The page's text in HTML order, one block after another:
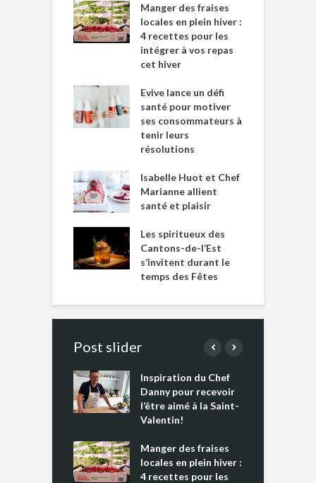
Manger des fraises
locales en plein hiver :
4 recettes pour les
intégrer à vos repas
cet hiver
Evive lance un défi
santé pour motiver
ses consommateurs à
tenir leurs
résolutions
Isabelle Huot et Chef
Marianne allient
santé et plaisir
Les spiritueux des
Cantons-de-l’Est
s’invitent durant le
temps des Fêtes
Post slider
Inspiration du Chef
Danny pour recevoir
l’être aimé à la Saint-
Valentin!
Manger des fraises
locales en plein hiver :
4 recettes pour les